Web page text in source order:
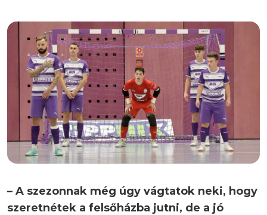
– A szezonnak még úgy vágtatok neki, hogy
szeretnétek a felsőházba jutni, de a jó